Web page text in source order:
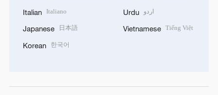
Italian Italiano
Japanese 日本語
Korean 한국어
Urdu اردو
Vietnamese Tiếng Việt